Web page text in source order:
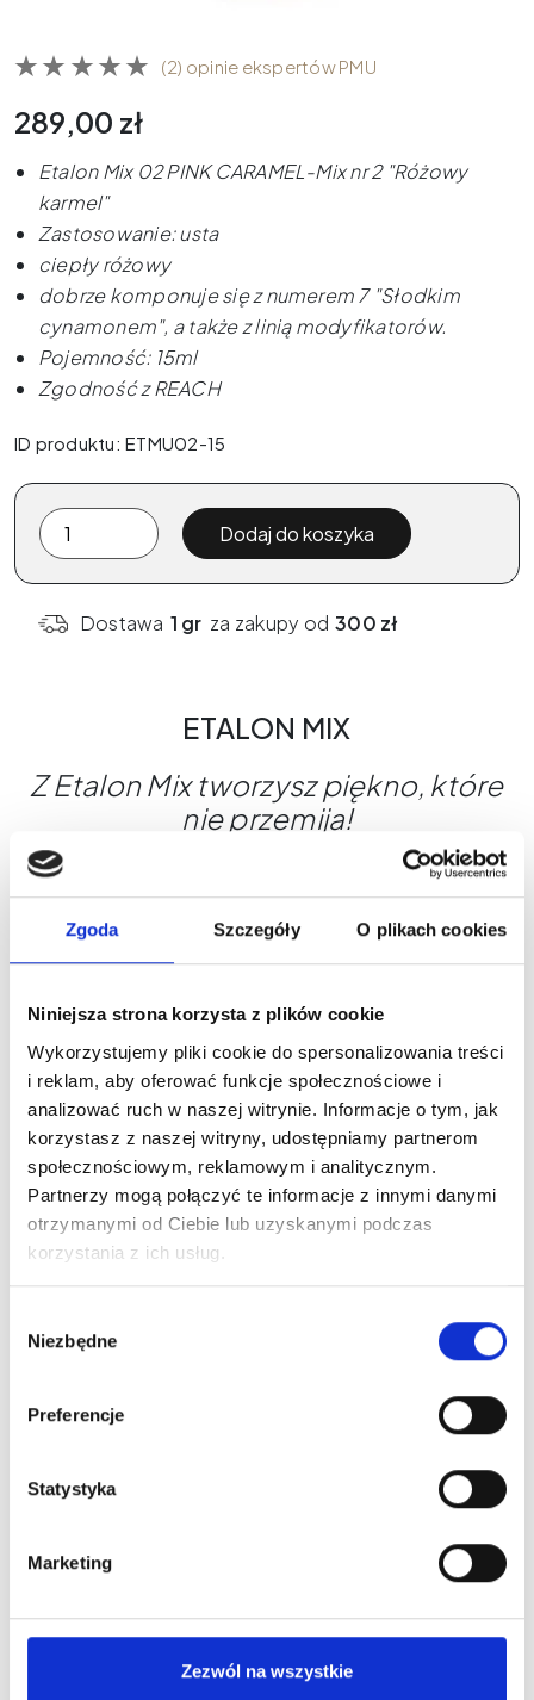
Zgoda Szczegóły O plikach cookies
Niniejsza strona korzysta z plików cookie
Wykorzystujemy pliki cookie do spersonalizowania treści
i reklam, aby oferować funkcje społecznościowe i
analizować ruch w naszej witrynie. Informacje o tym, jak
korzystasz z naszej witryny, udostępniamy partnerom
społecznościowym, reklamowym i analitycznym.
Partnerzy mogą połączyć te informacje z innymi danymi
otrzymanymi od Ciebie lub uzyskanymi podczas
korzystania z ich usług.
zgody
Niezbędne
Preferencje
Statystyka
Marketing
Zezwól na wszystkie
(2) opinie ekspertów PMU
289,00 zł
Etalon Mix 02 PINK CARAMEL-Mix nr 2 "Różowy
karmel"
Zastosowanie: usta
ciepły różowy
dobrze komponuje się z numerem 7 "Słodkim
cynamonem", a także z linią modyfikatorów.
Pojemność: 15ml
Zgodność z REACH
ID produktu: ETMU02-15
ilość
Pigment
PMU
Etalon
15
ml
Dodaj do koszyka
Dostawa 1 gr za zakupy od 300 zł
ETALON MIX
Z Etalon Mix tworzysz piękno, które
nie przemija!
Etalon Mix to ceniona na całym świecie linia
pigmentów do makijażu permanentnego. Pigmenty
te wyróżniają się doskonałą trwałością koloru,
łatwością aplikacji oraz możliwością dowolnego
z myślą o maksymalnym komforcie pracy i
satysfakcji klientek. Etalon Mix spełnia wymagania
rozporządzenia REACH, co gwarantuje
bezpieczeństwo i zgodność z europejskimi
normami.
Nowości na naszym
blogu